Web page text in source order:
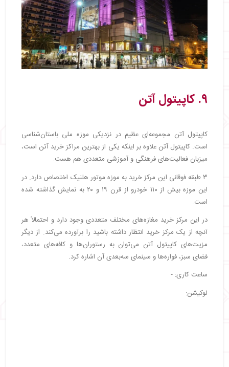
۹. کاپیتول آتن
کاپیتول آتن مجموعه‌ای عظیم در نزدیکی موزه ملی باستان‌شناسی
است. کاپیتول آتن علاوه بر اینکه یکی از بهترین مراکز خرید آتن است،
میزبان فعالیت‌های فرهنگی و آموزشی متعددی هم هست.
۳ طبقه فوقانی این مرکز خرید به موزه موتور هلنیک اختصاص دارد. در
این موزه بیش از ۱۱۰ خودرو از قرن ۱۹ و ۲۰ به نمایش گذاشته شده
است.
در این مرکز خرید مغازه‌های مختلف متعددی وجود دارد و احتمالاً هر
آنچه از یک مرکز خرید انتظار داشته باشید را برآورده می‌کند. از دیگر
مزیت‌های کاپیتول آتن می‌توان به رستوران‌ها و کافه‌های متعدد،
فضای سبز، فواره‌ها و سینمای سه‌بعدی آن اشاره کرد.
ساعت کاری: -
لوکیشن: